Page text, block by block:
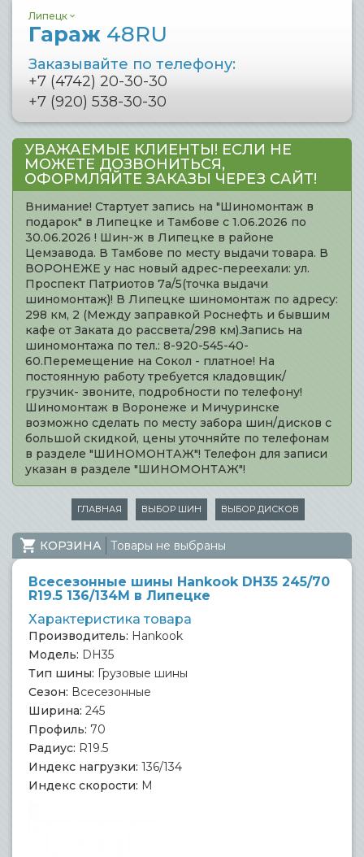
Липецк
Гараж 48RU
Заказывайте по телефону:
+7 (4742) 20-30-30
+7 (920) 538-30-30
УВАЖАЕМЫЕ КЛИЕНТЫ! ЕСЛИ НЕ
МОЖЕТЕ ДОЗВОНИТЬСЯ,
ОФОРМЛЯЙТЕ ЗАКАЗЫ ЧЕРЕЗ САЙТ!
Внимание! Стартует запись на "Шиномонтаж в
подарок" в Липецке и Тамбове с 1.06.2026 по
30.06.2026 ! Шин-ж в Липецке в районе
Цемзавода. В Тамбове по месту выдачи товара. В
ВОРОНЕЖЕ у нас новый адрес-переехали: ул.
Проспект Патриотов 7а/5(точка выдачи
шиномонтаж)! В Липецке шиномонтаж по адресу:
298 км, 2 (Между заправкой Роснефть и бывшим
кафе от Заката до рассвета/298 км).Запись на
шиномонтажа по тел.: 8-920-545-40-
60.Перемещение на Сокол - платное! На
постоянную работу требуется кладовщик/
грузчик- звоните, подробности по телефону!
Шиномонтаж в Воронеже и Мичуринске
возможно сделать по месту забора шин/дисков с
большой скидкой, цены уточняйте по телефонам
в разделе "ШИНОМОНТАЖ"! Телефон для записи
указан в разделе "ШИНОМОНТАЖ"!
ГЛАВНАЯ ВЫБОР ШИН ВЫБОР ДИСКОВ
КОРЗИНА Товары не выбраны
Всесезонные шины Hankook DH35 245/70
R19.5 136/134M в Липецке
Характеристика товара
Производитель: Hankook
Модель: DH35
Тип шины: Грузовые шины
Сезон: Всесезонные
Ширина: 245
Профиль: 70
Радиус: R19.5
Индекс нагрузки: 136/134
Индекс скорости: M